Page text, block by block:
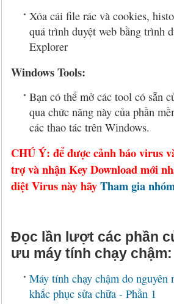
Xóa cái file rác và cookies,
quá trình duyệt web bằng trình
Explorer
Windows Tools:
Bạn có thể mở các tool có sẵn
qua chức năng này của phần
các thao tác trên Windows.
CHÚ Ý: để được cảnh báo virus
trợ và nhận Key Download mới
diệt Virus này hãyTham gia
Đọc lần lượt các phần
ưu máy tính chạy chậm:
Máy tính chạy chậm do nguyên
khắc phục sửa chữa - Phần 1